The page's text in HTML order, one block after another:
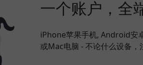
一个账户，全
iPhone苹果手机, Android安
或Mac电脑 - 不论什么设备